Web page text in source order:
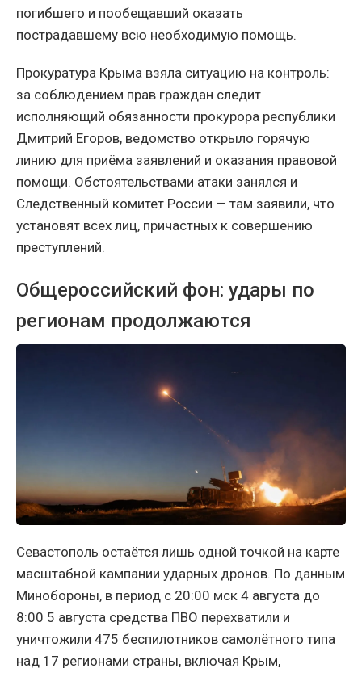
погибшего и пообещавший оказать
пострадавшему всю необходимую помощь.
Прокуратура Крыма взяла ситуацию на контроль:
за соблюдением прав граждан следит
исполняющий обязанности прокурора республики
Дмитрий Егоров, ведомство открыло горячую
линию для приёма заявлений и оказания правовой
помощи. Обстоятельствами атаки занялся и
Следственный комитет России — там заявили, что
установят всех лиц, причастных к совершению
преступлений.
Общероссийский фон: удары по
регионам продолжаются
Севастополь остаётся лишь одной точкой на карте
масштабной кампании ударных дронов. По данным
Минобороны, в период с 20:00 мск 4 августа до
8:00 5 августа средства ПВО перехватили и
уничтожили 475 беспилотников самолётного типа
над 17 регионами страны, включая Крым,